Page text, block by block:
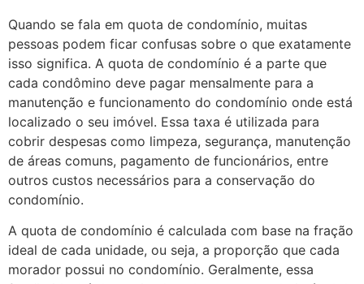
Quando se fala em quota de condomínio, muitas
pessoas podem ficar confusas sobre o que exatamente
isso significa. A quota de condomínio é a parte que
cada condômino deve pagar mensalmente para a
manutenção e funcionamento do condomínio onde está
localizado o seu imóvel. Essa taxa é utilizada para
cobrir despesas como limpeza, segurança, manutenção
de áreas comuns, pagamento de funcionários, entre
outros custos necessários para a conservação do
condomínio.
A quota de condomínio é calculada com base na fração
ideal de cada unidade, ou seja, a proporção que cada
morador possui no condomínio. Geralmente, essa